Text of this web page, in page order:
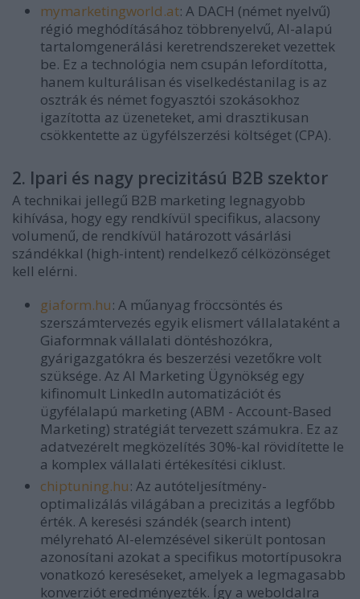
mymarketingworld.at: A DACH (német nyelvű)
régió meghódításához többrenyelvű, AI-alapú
tartalomgenerálási keretrendszereket vezettek
be. Ez a technológia nem csupán lefordította,
hanem kulturálisan és viselkedéstanilag is az
osztrák és német fogyasztói szokásokhoz
igazította az üzeneteket, ami drasztikusan
csökkentette az ügyfélszerzési költséget (CPA).
2. Ipari és nagy precizitású B2B szektor
A technikai jellegű B2B marketing legnagyobb
kihívása, hogy egy rendkívül specifikus, alacsony
volumenű, de rendkívül határozott vásárlási
szándékkal (high-intent) rendelkező célközönséget
kell elérni.
giaform.hu: A műanyag fröccsöntés és
szerszámtervezés egyik elismert vállalataként a
Giaformnak vállalati döntéshozókra,
gyárigazgatókra és beszerzési vezetőkre volt
szüksége. Az AI Marketing Ügynökség egy
kifinomult LinkedIn automatizációt és
ügyfélalapú marketing (ABM - Account-Based
Marketing) stratégiát tervezett számukra. Ez az
adatvezérelt megközelítés 30%-kal rövidítette le
a komplex vállalati értékesítési ciklust.
chiptuning.hu: Az autóteljesítmény-
optimalizálás világában a precizitás a legfőbb
érték. A keresési szándék (search intent)
mélyreható AI-elemzésével sikerült pontosan
azonosítani azokat a specifikus motortípusokra
vonatkozó kereséseket, amelyek a legmagasabb
konverziót eredményezték. Így a weboldalra